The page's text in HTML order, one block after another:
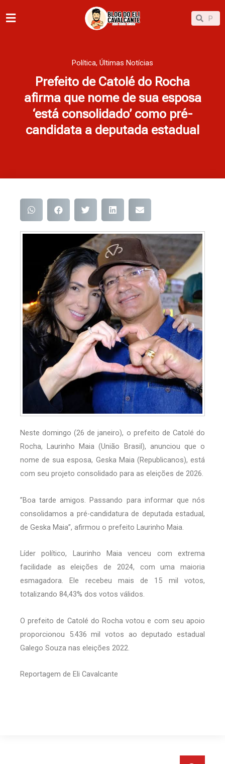
para
Pesquisar
Política, Últimas Notícias
Prefeito de Catolé do Rocha
afirma que nome de sua esposa
‘está consolidado’ como pré-
candidata a deputada estadual
Neste domingo (26 de janeiro), o prefeito de Catolé do
Rocha, Laurinho Maia (União Brasil), anunciou que o
nome de sua esposa, Geska Maia (Republicanos), está
com seu projeto consolidado para as eleições de 2026.
”Boa tarde amigos. Passando para informar que nós
consolidamos a pré-candidatura de deputada estadual,
de Geska Maia”, afirmou o prefeito Laurinho Maia.
Líder político, Laurinho Maia venceu com extrema
facilidade as eleições de 2024, com uma maioria
esmagadora. Ele recebeu mais de 15 mil votos,
totalizando 84,43% dos votos válidos.
O prefeito de Catolé do Rocha votou e com seu apoio
proporcionou 5.436 mil votos ao deputado estadual
Galego Souza nas eleições 2022.
Reportagem de Eli Cavalcante